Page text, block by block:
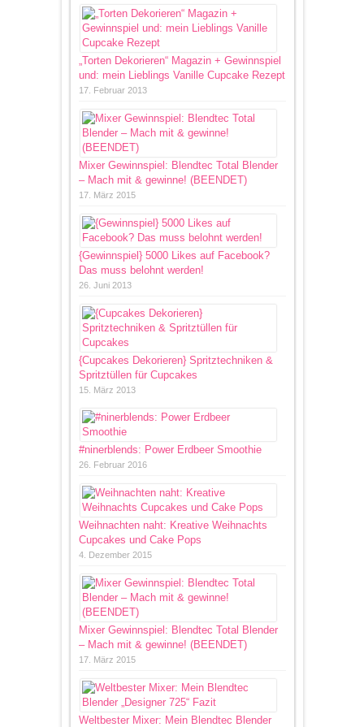
„Torten Dekorieren“ Magazin + Gewinnspiel
und: mein Lieblings Vanille Cupcake Rezept
17. Februar 2013
Mixer Gewinnspiel: Blendtec Total Blender
– Mach mit & gewinne! (BEENDET)
17. März 2015
{Gewinnspiel} 5000 Likes auf Facebook?
Das muss belohnt werden!
26. Juni 2013
{Cupcakes Dekorieren} Spritztechniken &
Spritztüllen für Cupcakes
15. März 2013
#ninerblends: Power Erdbeer Smoothie
26. Februar 2016
Weihnachten naht: Kreative Weihnachts
Cupcakes und Cake Pops
4. Dezember 2015
Mixer Gewinnspiel: Blendtec Total Blender
– Mach mit & gewinne! (BEENDET)
17. März 2015
Weltbester Mixer: Mein Blendtec Blender